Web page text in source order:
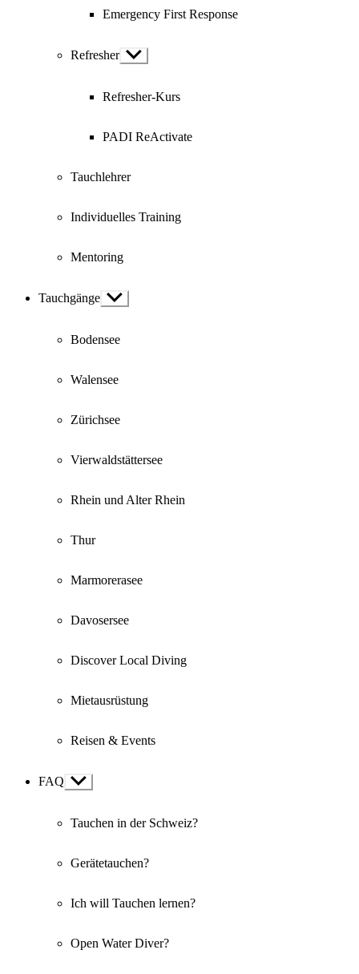
Emergency First Response
Refresher Show
sub
Refresher-Kurs
PADI ReActivate
Tauchlehrer
Individuelles Training
Mentoring
Tauchgänge Show
sub
Bodensee
Walensee
Zürichsee
Vierwaldstättersee
Rhein und Alter Rhein
Thur
Marmorerasee
Davosersee
Discover Local Diving
Mietausrüstung
Reisen & Events
FAQ Show
sub
Tauchen in der Schweiz?
Gerätetauchen?
Ich will Tauchen lernen?
Open Water Diver?